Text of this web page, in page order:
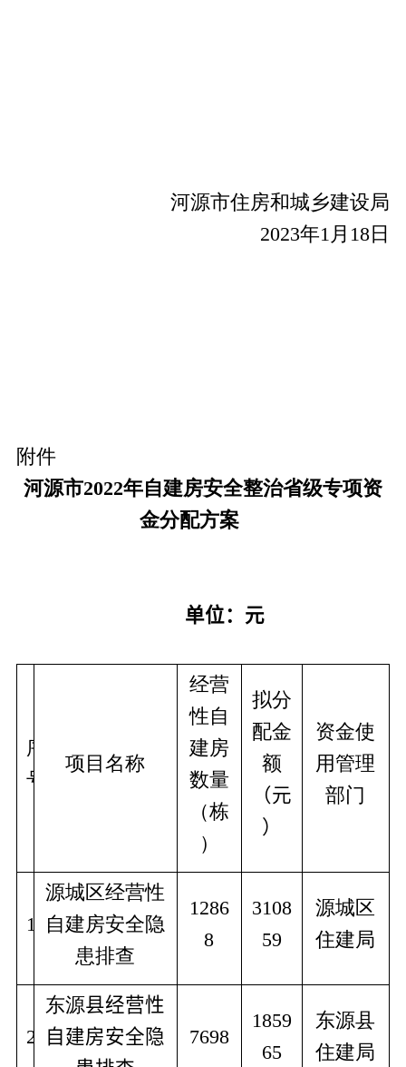
河源市住房和城乡建设局
2023年1月18日
附件
河源市2022年自建房安全整治省级专项资
金分配方案
单位：元
序
号
项目名称
经营
性自
建房
数量
（栋
）
拟分
配金
额
（元
）
资金使
用管理
部门
1
源城区经营性
自建房安全隐
患排查
1286
8
3108
59
源城区
住建局
2
东源县经营性
自建房安全隐
7698
1859
65
东源县
住建局